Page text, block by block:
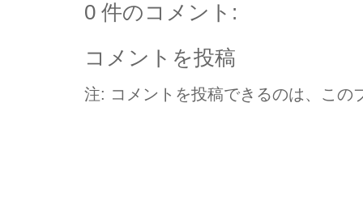
0 件のコメント:
コメントを投稿
注: コメントを投稿できるのは、この